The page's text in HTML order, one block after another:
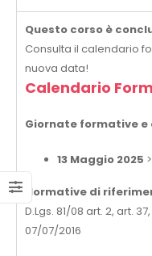
Questo corso è
Consulta il calendario
nuova data!
Calendario
Giornate formative e
13 Maggio 2025
Normative di
D.Lgs. 81/08 art. 2, art.
07/07/2016